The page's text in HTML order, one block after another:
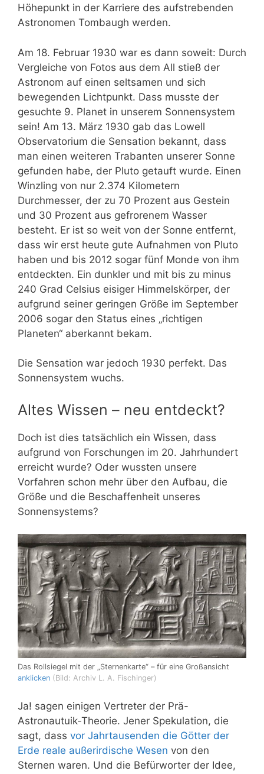
Höhepunkt in der Karriere des aufstrebenden
Astronomen Tombaugh werden.
Am 18. Februar 1930 war es dann soweit: Durch
Vergleiche von Fotos aus dem All stieß der
Astronom auf einen seltsamen und sich
bewegenden Lichtpunkt. Dass musste der
gesuchte 9. Planet in unserem Sonnensystem
sein! Am 13. März 1930 gab das Lowell
Observatorium die Sensation bekannt, dass
man einen weiteren Trabanten unserer Sonne
gefunden habe, der Pluto getauft wurde. Einen
Winzling von nur 2.374 Kilometern
Durchmesser, der zu 70 Prozent aus Gestein
und 30 Prozent aus gefrorenem Wasser
besteht. Er ist so weit von der Sonne entfernt,
dass wir erst heute gute Aufnahmen von Pluto
haben und bis 2012 sogar fünf Monde von ihm
entdeckten. Ein dunkler und mit bis zu minus
240 Grad Celsius eisiger Himmelskörper, der
aufgrund seiner geringen Größe im September
2006 sogar den Status eines „richtigen
Planeten“ aberkannt bekam.
Die Sensation war jedoch 1930 perfekt. Das
Sonnensystem wuchs.
Altes Wissen – neu entdeckt?
Doch ist dies tatsächlich ein Wissen, dass
aufgrund von Forschungen im 20. Jahrhundert
erreicht wurde? Oder wussten unsere
Vorfahren schon mehr über den Aufbau, die
Größe und die Beschaffenheit unseres
Sonnensystems?
Das Rollsiegel mit der „Sternenkarte“ – für eine Großansicht
anklicken (Bild: Archiv L. A. Fischinger)
Ja! sagen einigen Vertreter der Prä-
Astronautuik-Theorie. Jener Spekulation, die
sagt, dass vor Jahrtausenden die Götter der
Erde reale außerirdische Wesen von den
Sternen waren. Und die Befürworter der Idee,